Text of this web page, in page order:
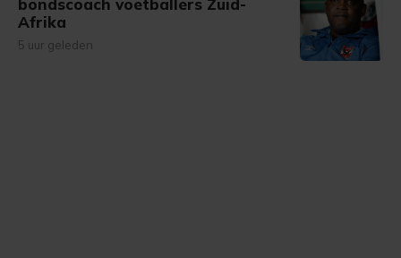
bondscoach voetballers Zuid-
Afrika
5 uur geleden